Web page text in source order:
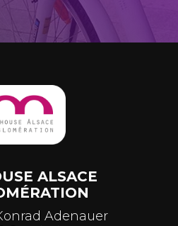
ALSACE
Adenauer